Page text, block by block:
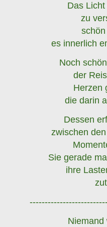
Das
zu
es innerlich
Noch
der
Herzen
die darin
Dessen
zwischen
Sie gerade
ihre
Niemand